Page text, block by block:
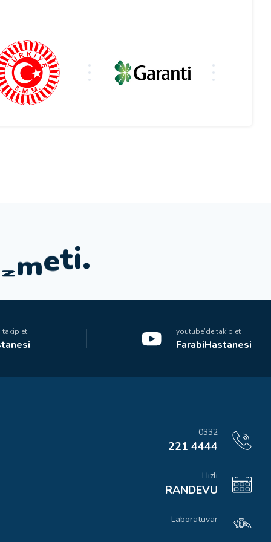
hizmet
takip et youtube’de takip et
FarabiHastanesi
0332
221 4444
Hızlı
RANDEVU
Laboratuvar